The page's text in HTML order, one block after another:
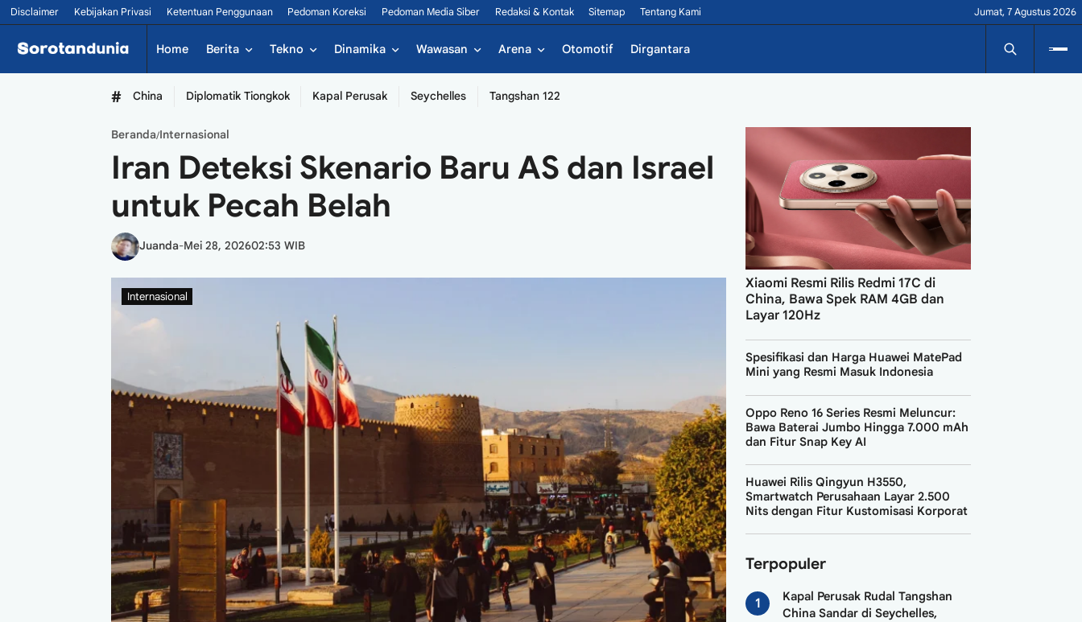
Disclaimer Kebijakan Privasi Ketentuan Penggunaan Pedoman Koreksi Pedoman Media Siber Redaksi & Kontak Sitemap Tentang Kami Jumat, 7 Agustus 2026
Home Berita Tekno Dinamika Wawasan Arena Otomotif Dirgantara
# China Diplomatik Tiongkok Kapal Perusak Seychelles Tangshan 122
Beranda/Internasional
Iran Deteksi Skenario Baru AS dan Israel
untuk Pecah Belah
Juanda-Mei 28, 202602:53 WIB
Internasional
Xiaomi Resmi Rilis Redmi 17C di
China, Bawa Spek RAM 4GB dan
Layar 120Hz
Spesifikasi dan Harga Huawei MatePad
Mini yang Resmi Masuk Indonesia
Oppo Reno 16 Series Resmi Meluncur:
Bawa Baterai Jumbo Hingga 7.000 mAh
dan Fitur Snap Key AI
Huawei Rilis Qingyun H3550,
Smartwatch Perusahaan Layar 2.500
Nits dengan Fitur Kustomisasi Korporat
Terpopuler
Kapal Perusak Rudal Tangshan
China Sandar di Seychelles,